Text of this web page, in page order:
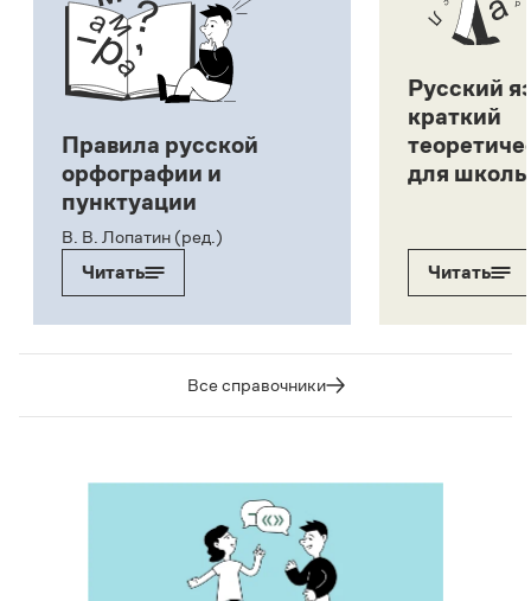
Правила русской
орфографии и
пунктуации
В. В. Лопатин (ред.)
Читать
Русский
краткий
для
Читать
Все справочники